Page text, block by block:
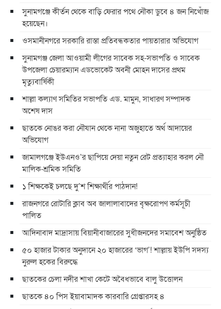
সুনামগঞ্জে কীর্তন থেকে বাড়ি ফেরার পথে নৌকা ডুবে ৪ জন নিখোঁজ
হয়েছেন।
ওসমানীনগরে সরকারি রাস্তা প্রতিবন্ধকতার পায়তারার অভিযোগ
সুনামগঞ্জ জেলা আওয়ামী লীগের সাবেক সহ-সভাপতি ও সাবেক
উপজেলা চেয়ারম্যান এডভোকেট অবনী মোহন দাসের প্রথম
মৃত্যুবার্ষিকী
শাল্লা কল্যাণ সমিতির সভাপতি এড. মামুন, সাধারণ সম্পাদক
অশেষ দাস
ছাতকে নোঙর করা নৌযান থেকে নানা অজুহাতে অর্থ আদায়ের
অভিযোগ
জামালগঞ্জে ইউএনও’র ছাপিয়ে দেয়া নতুন রেট প্রত্যাহার করল নৌ
মালিক-শ্রমিক সমিতি
১ শিক্ষকেই চলছে দু’শ শিক্ষার্থীর পাঠদান!
রাজনগরে রোটারি ক্লাব অব জালালাবাদের বৃক্ষরোপণ কর্মসূচী
পালিত
আদিনাবাদ মাদ্রাসায় বিয়ানীবাজারের সুধীজনদের সমাবেশ অনুষ্ঠিত
৫০ হাজার টাকার অনুদানে ২০ হাজারের ‘ভাগ’! শাল্লায় ইউপি সদস্য
নুরুল হকের বিরুদ্ধে
ছাতকের চেলা নদীর শাখা কেটে অবৈধভাবে বালু উত্তোলন
ছাতকে ৪০ পিস ইয়াবামাদক কারবারি গ্রেপ্তারসহ ৪